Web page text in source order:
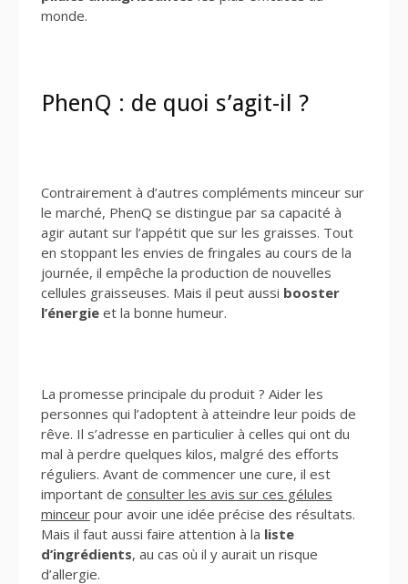
monde.
PhenQ : de quoi s’agit-il ?
Contrairement à d’autres compléments minceur sur
le marché, PhenQ se distingue par sa capacité à
agir autant sur l’appétit que sur les graisses. Tout
en stoppant les envies de fringales au cours de la
journée, il empêche la production de nouvelles
cellules graisseuses. Mais il peut aussi booster
l’énergie et la bonne humeur.
La promesse principale du produit ? Aider les
personnes qui l’adoptent à atteindre leur poids de
rêve. Il s’adresse en particulier à celles qui ont du
mal à perdre quelques kilos, malgré des efforts
réguliers. Avant de commencer une cure, il est
important de consulter les avis sur ces gélules
minceur pour avoir une idée précise des résultats.
Mais il faut aussi faire attention à la liste
d’ingrédients, au cas où il y aurait un risque
d’allergie.